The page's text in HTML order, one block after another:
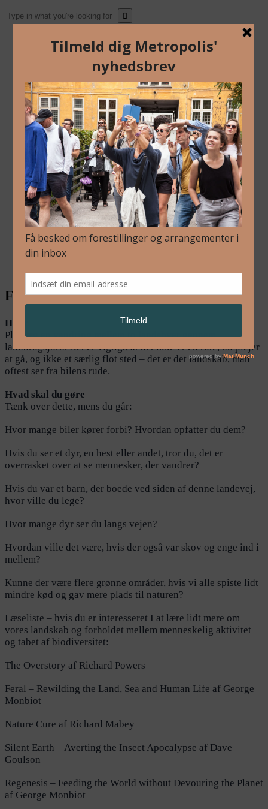
Blog
Arkiv
Nyhedsbrev
Kalender
Kontakt
Dansk
Om Os
Blog
Arkiv
Nyhedsbrev
Kalender
Dansk
FUTURE UNCERTAIN
Hvor
Planlæg en vandring mellem to landsbyer gennem
landbrugsjord. Det er vigtigt, at det ikke er en rute, du plejer
at gå, og ikke et særlig flot sted – det er det landskab, man
oftest ser fra bilens rude.
Hvad skal du gøre
Tænk over dette, mens du går:
Hvor mange biler kører forbi? Hvordan opfatter du dem?
Hvis du ser et dyr, en hest eller andet, tror du, det er
overrasket over at se mennesker, der vandrer?
Hvis du var et barn, der boede ved siden af denne landevej,
hvor ville du lege?
Hvor mange dyr ser du langs vejen?
Hvordan ville det være, hvis der også var skov og enge ind i
mellem?
Kunne der være flere grønne områder, hvis vi alle spiste lidt
mindre kød og gav mere plads til naturen?
Læseliste – hvis du er interesseret I at lære lidt mere om
vores landskab og forholdet mellem menneskelig aktivitet
og tabet af biodiversitet:
The Overstory af Richard Powers
Feral – Rewilding the Land, Sea and Human Life af George
Monbiot
Nature Cure af Richard Mabey
Silent Earth – Averting the Insect Apocalypse af Dave
Goulson
Regenesis – Feeding the World without Devouring the Planet
af George Monbiot